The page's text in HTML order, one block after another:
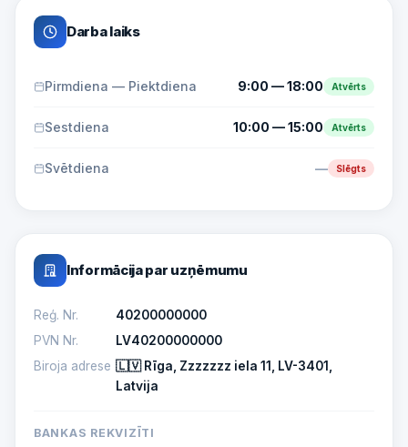
Darba laiks
Pirmdiena — Piektdiena 9:00 — 18:00 Atvērts
Sestdiena 10:00 — 15:00 Atvērts
Svētdiena — Slēgts
Informācija par uzņēmumu
Reģ. Nr.
40200000000
PVN Nr.
LV40200000000
Biroja adrese 🇱🇻 Rīga, Zzzzzzz iela 11, LV-3401,
Latvija
BANKAS REKVIZĪTI